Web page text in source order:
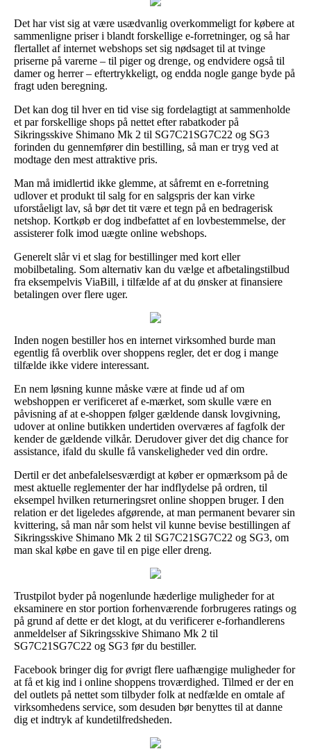
Det har vist sig at være usædvanlig overkommeligt for købere at
sammenligne priser i blandt forskellige e-forretninger, og så har
flertallet af internet webshops set sig nødsaget til at tvinge
priserne på varerne – til piger og drenge, og endvidere også til
damer og herrer – eftertrykkeligt, og endda nogle gange byde på
fragt uden beregning.
Det kan dog til hver en tid vise sig fordelagtigt at sammenholde
et par forskellige shops på nettet efter rabatkoder på
Sikringsskive Shimano Mk 2 til SG7C21SG7C22 og SG3
forinden du gennemfører din bestilling, så man er tryg ved at
modtage den mest attraktive pris.
Man må imidlertid ikke glemme, at såfremt en e-forretning
udlover et produkt til salg for en salgspris der kan virke
uforståeligt lav, så bør det tit være et tegn på en bedragerisk
netshop. Kortkøb er dog indbefattet af en lovbestemmelse, der
assisterer folk imod uægte online webshops.
Generelt slår vi et slag for bestillinger med kort eller
mobilbetaling. Som alternativ kan du vælge et afbetalingstilbud
fra eksempelvis ViaBill, i tilfælde af at du ønsker at finansiere
betalingen over flere uger.
Inden nogen bestiller hos en internet virksomhed burde man
egentlig få overblik over shoppens regler, det er dog i mange
tilfælde ikke videre interessant.
En nem løsning kunne måske være at finde ud af om
webshoppen er verificeret af e-mærket, som skulle være en
påvisning af at e-shoppen følger gældende dansk lovgivning,
udover at online butikken undertiden overværes af fagfolk der
kender de gældende vilkår. Derudover giver det dig chance for
assistance, ifald du skulle få vanskeligheder ved din ordre.
Dertil er det anbefalelsesværdigt at køber er opmærksom på de
mest aktuelle reglementer der har indflydelse på ordren, til
eksempel hvilken returneringsret online shoppen bruger. I den
relation er det ligeledes afgørende, at man permanent bevarer sin
kvittering, så man når som helst vil kunne bevise bestillingen af
Sikringsskive Shimano Mk 2 til SG7C21SG7C22 og SG3, om
man skal købe en gave til en pige eller dreng.
Trustpilot byder på nogenlunde hæderlige muligheder for at
eksaminere en stor portion forhenværende forbrugeres ratings og
på grund af dette er det klogt, at du verificerer e-forhandlerens
anmeldelser af Sikringsskive Shimano Mk 2 til
SG7C21SG7C22 og SG3 før du bestiller.
Facebook bringer dig for øvrigt flere uafhængige muligheder for
at få et kig ind i online shoppens troværdighed. Tilmed er der en
del outlets på nettet som tilbyder folk at nedfælde en omtale af
virksomhedens service, som desuden bør benyttes til at danne
dig et indtryk af kundetilfredsheden.